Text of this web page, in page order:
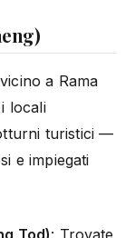
a Rama
locali
turistici —
e impiegati
Tod): Trovate